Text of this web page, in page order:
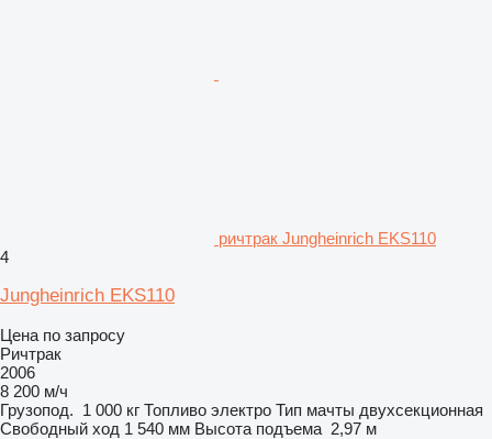
ричтрак Jungheinrich EKS110
4
Jungheinrich EKS110
Цена по запросу
Ричтрак
2006
8 200 м/ч
Грузопод. 1 000 кг Топливо электро Тип мачты двухсекционная
Свободный ход 1 540 мм Высота подъема 2,97 м